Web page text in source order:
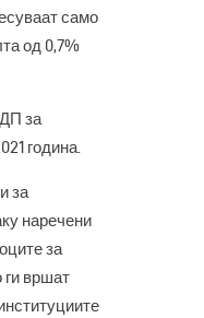
само
од 0,7%
за
година.
за
наречени
за
ги вршат